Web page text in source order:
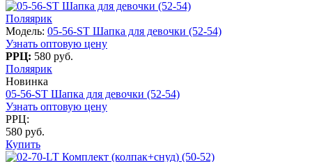
Поляярик
Модель: 05-56-ST Шапка для девочки (52-54)
Узнать оптовую цену
РРЦ: 580 руб.
Поляярик
Новинка
05-56-ST Шапка для девочки (52-54)
Узнать оптовую цену
РРЦ:
580 руб.
Купить